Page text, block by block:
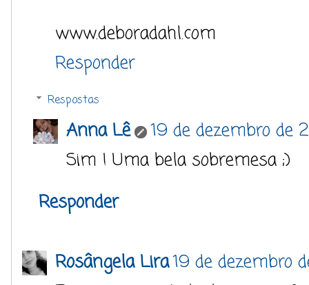
www.deboradahl.com
Responder
Respostas
Anna Lê
19 de dezembro de
Sim ! Uma bela sobremesa ;)
Responder
Rosângela Lira19 de dezembro